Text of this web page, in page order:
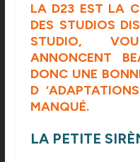
LA D23 EST LA
DES STUDIOS
STUDIO,
ANNONCENT
DONC UNE
D
MANQUÉ.
LA PETITE